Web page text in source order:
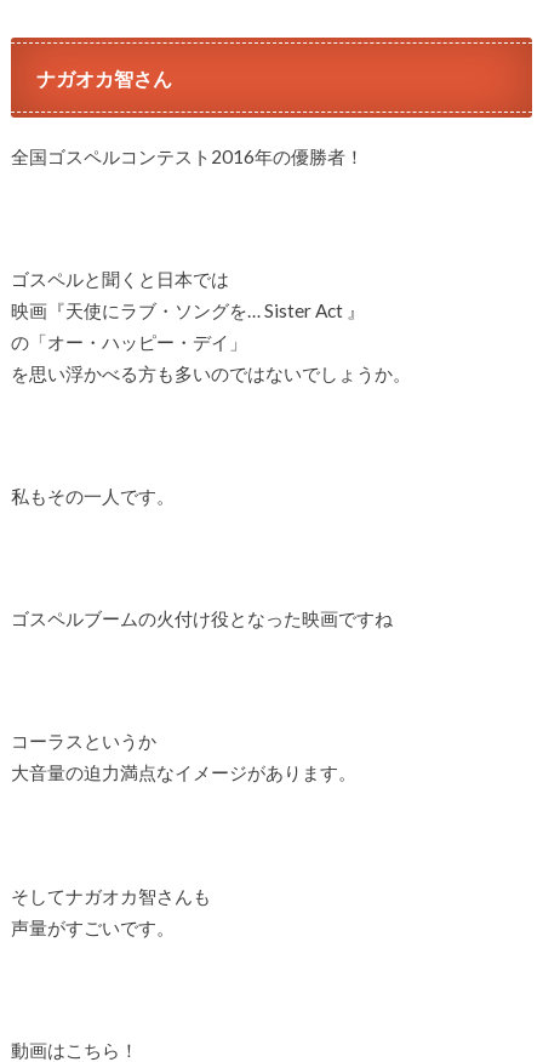
ナガオカ智さん
全国ゴスペルコンテスト2016年の優勝者！
ゴスペルと聞くと日本では
映画『天使にラブ・ソングを… Sister Act 』
の「オー・ハッピー・デイ」
を思い浮かべる方も多いのではないでしょうか。
私もその一人です。
ゴスペルブームの火付け役となった映画ですね
コーラスというか
大音量の迫力満点なイメージがあります。
そしてナガオカ智さんも
声量がすごいです。
動画はこちら！